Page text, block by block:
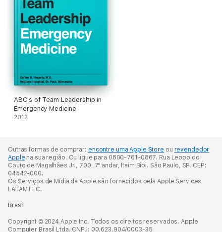
ABC's of Team Leadership in
Emergency Medicine
2012
Outras formas de comprar: encontre uma Apple Store ou revendedor
Apple na sua região. Ou ligue para 0800-761-0867. Rua Leopoldo
Couto de Magalhães Jr., 700, 7º andar, Itaim Bibi. São Paulo, SP. CEP:
04542-000.
Os Serviços de Mídia da Apple são fornecidos pela Apple Services
LATAM LLC.
Brasil
Copyright © 2024 Apple Inc. Todos os direitos reservados. Apple
Computer Brasil Ltda. CNPJ: 00.623.904/0003-35